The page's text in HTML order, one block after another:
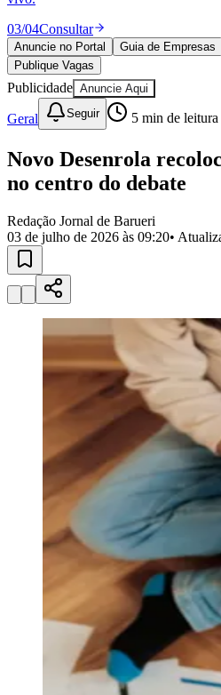
Cultura
Meio Ambiente
Obras
Educação
Bairros de Barueri
Selecione sua região Para notícias da
AldeiaAldeia da SerraAldeia de
VistaCalifórniaCarapicuíba
RegiãoCotiaCruz Preta Engenho
Militar
Califórnia
Esperança
JulioJardim Líbano
MutingaJardim ParaísoJardim Paulista
Jardim São Pedro Jardim São
Jardim TupanciMutinga Nova
CamargosParque Imperial Parque
do Bom Jesus
Recanto Phrynéa
Silveira TamboréVale do Sol
do CondeVila Engenho Novo Vila
Vila PortoVotupoca
Para Sua Empresa
Anuncie no Portal
Guia de Empresas
Divulgar Vagas
Novo
Publicidade Legal
Negócios Regionais
Turismo
Segurança Regional
Hospitais Estaduais
Parques & Represas
Cidades da Região
Santana de Parnaíba
OsascoCarapicuíba
do Bom Jesus Araçariguama Cajamar
03/04Consultar
Anuncie no Portal Guia de Empresas
Publique Vagas
Publicidade Anuncie Aqui
Geral Seguir 5 min de leitura
Novo Desenrola
no centro do debate
Redação Jornal de Barueri
03 de julho de 2026 às 09:20•